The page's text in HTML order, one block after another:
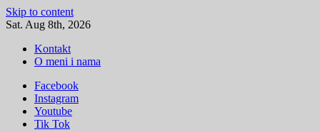
Skip to content
Sat. Aug 8th, 2026
Kontakt
O meni i nama
Facebook
Instagram
Youtube
Tik Tok